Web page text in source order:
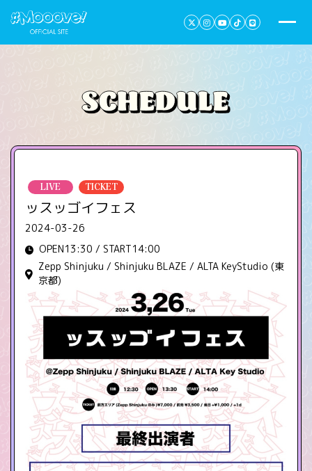
LIVE TICKET
ッスッゴイフェス
2024-03-26
OPEN13:30 / START14:00
Zepp Shinjuku / Shinjuku BLAZE / ALTA KeyStudio (東
京都)